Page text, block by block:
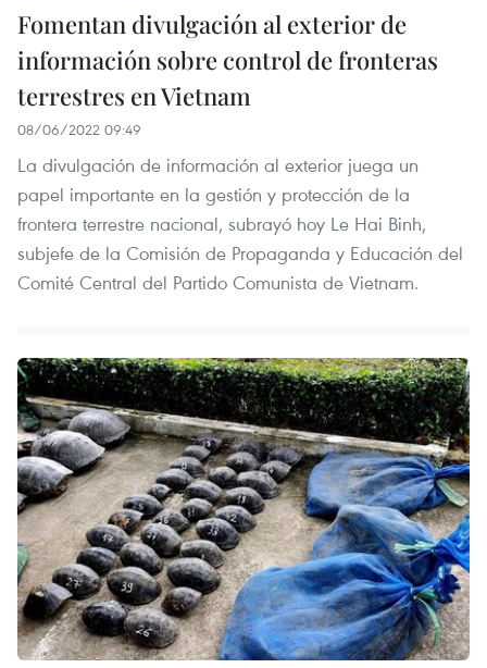
Fomentan divulgación al exterior de
información sobre control de fronteras
terrestres en Vietnam
08/06/2022 09:49
La divulgación de información al exterior juega un
papel importante en la gestión y protección de la
frontera terrestre nacional, subrayó hoy Le Hai Binh,
subjefe de la Comisión de Propaganda y Educación del
Comité Central del Partido Comunista de Vietnam.